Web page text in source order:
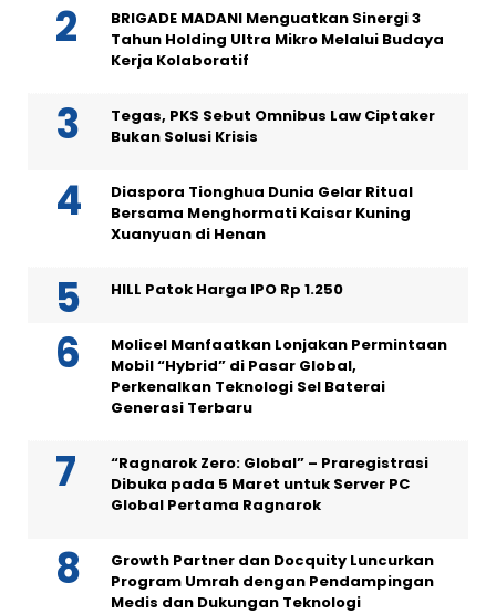
BRIGADE MADANI Menguatkan Sinergi 3
Tahun Holding Ultra Mikro Melalui Budaya
Kerja Kolaboratif
Tegas, PKS Sebut Omnibus Law Ciptaker
Bukan Solusi Krisis
Diaspora Tionghua Dunia Gelar Ritual
Bersama Menghormati Kaisar Kuning
Xuanyuan di Henan
HILL Patok Harga IPO Rp 1.250
Molicel Manfaatkan Lonjakan Permintaan
Mobil “Hybrid” di Pasar Global,
Perkenalkan Teknologi Sel Baterai
Generasi Terbaru
“Ragnarok Zero: Global” – Praregistrasi
Dibuka pada 5 Maret untuk Server PC
Global Pertama Ragnarok
Growth Partner dan Docquity Luncurkan
Program Umrah dengan Pendampingan
Medis dan Dukungan Teknologi